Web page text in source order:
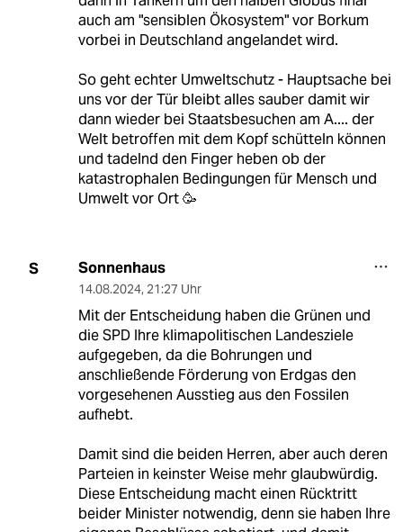
auch am "sensiblen Ökosystem" vor Borkum
vorbei in Deutschland angelandet wird.
So geht echter Umweltschutz - Hauptsache bei
uns vor der Tür bleibt alles sauber damit wir
dann wieder bei Staatsbesuchen am A.... der
Welt betroffen mit dem Kopf schütteln können
und tadelnd den Finger heben ob der
katastrophalen Bedingungen für Mensch und
Umwelt vor Ort 🥳
S Sonnenhaus
14.08.2024, 21:27 Uhr
Mit der Entscheidung haben die Grünen und
die SPD Ihre klimapolitischen Landesziele
aufgegeben, da die Bohrungen und
anschließende Förderung von Erdgas den
vorgesehenen Ausstieg aus den Fossilen
aufhebt.
Damit sind die beiden Herren, aber auch deren
Parteien in keinster Weise mehr glaubwürdig.
Diese Entscheidung macht einen Rücktritt
beider Minister notwendig, denn sie haben Ihre